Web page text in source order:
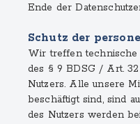
Ende der
Schutz der
Wir treffen technische
des § 9 BDSG / Art.
Nutzers. Alle unsere
beschäftigt sind, sind
des Nutzers werden